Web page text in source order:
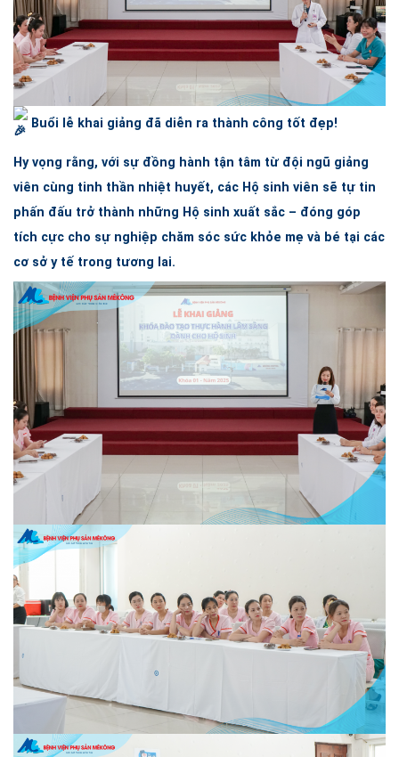
Buổi lễ khai giảng đã diễn ra thành công tốt đẹp!
Hy vọng rằng, với sự đồng hành tận tâm từ đội ngũ giảng
viên cùng tinh thần nhiệt huyết, các Hộ sinh viên sẽ tự tin
phấn đấu trở thành những Hộ sinh xuất sắc – đóng góp
tích cực cho sự nghiệp chăm sóc sức khỏe mẹ và bé tại các
cơ sở y tế trong tương lai.